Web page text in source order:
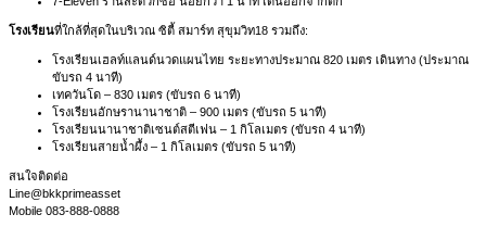
โรงเรียนที่ใกล้ที่สุดในบริเวณ ซิตี้ สมาร์ท สุขุมวิท18 รวมถึง:
โรงเรียนเฮลท์แลนด์นวดแผนไทย ระยะทางประมาณ 820 เมตร เดินทาง (ประมาณ
ขับรถ 4 นาที)
เทควันโด – 830 เมตร (ขับรถ 6 นาที)
โรงเรียนอักษรานานาชาติ – 900 เมตร (ขับรถ 5 นาที)
โรงเรียนนานาชาติเซนต์สตีเฟน – 1 กิโลเมตร (ขับรถ 4 นาที)
โรงเรียนสายน้ำผึ้ง – 1 กิโลเมตร (ขับรถ 5 นาที)
สนใจติดต่อ
Line@bkkprimeasset
Mobile 083-888-0888